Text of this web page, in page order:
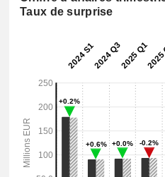
Taux de surprise